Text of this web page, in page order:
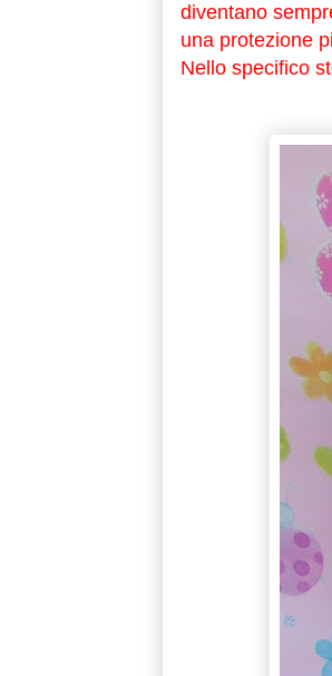
diventano
una protezione
Nello specifico